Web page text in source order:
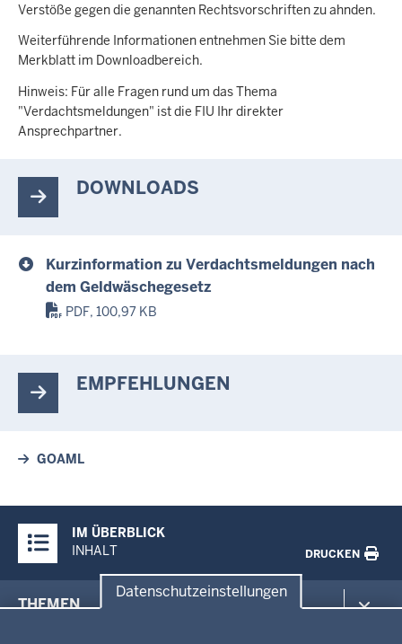
Datenschutzeinstellungen
Verstöße gegen die genannten Rechtsvorschriften zu ahnden.
Weiterführende Informationen entnehmen Sie bitte dem
Merkblatt im Downloadbereich.
Hinweis: Für alle Fragen rund um das Thema
"Verdachtsmeldungen" ist die FIU Ihr direkter
Ansprechpartner.
DOWNLOADS
Kurzinformation zu Verdachtsmeldungen nach
dem Geldwäschegesetz
PDF, 100,97 KB
EMPFEHLUNGEN
GOAML
Inhalte
IM ÜBERBLICK
INHALT
DRUCKEN
in
THEMEN